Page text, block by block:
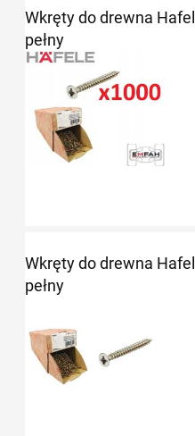
Wkręty do drewna
pełny
Wkręty do drewna
pełny